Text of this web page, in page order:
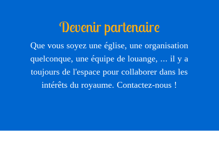
Devenir partenaire
Que vous soyez une église, une organisation
quelconque, une équipe de louange, ... il y a
toujours de l'espace pour collaborer dans les
intérêts du royaume. Contactez-nous !